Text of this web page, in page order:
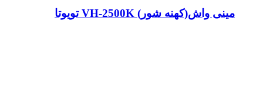
مینی واش(کهنه شور) VH-2500K تویوتا